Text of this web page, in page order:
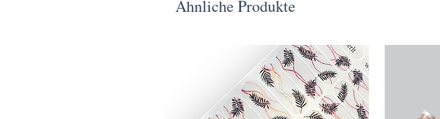
Ähnliche Produkte